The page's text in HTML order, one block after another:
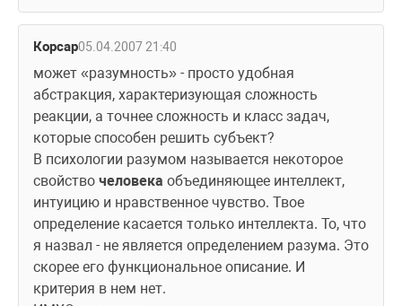
Корсар05.04.2007 21:40
может «разумность» - просто удобная
абстракция, характеризующая сложность
реакции, а точнее сложность и класс задач,
которые способен решить субъект?
В психологии разумом называется некоторое
свойство человека объединяющее интеллект,
интуицию и нравственное чувство. Твое
определение касается только интеллекта. То, что
я назвал - не является определением разума. Это
скорее его функциональное описание. И
критерия в нем нет.